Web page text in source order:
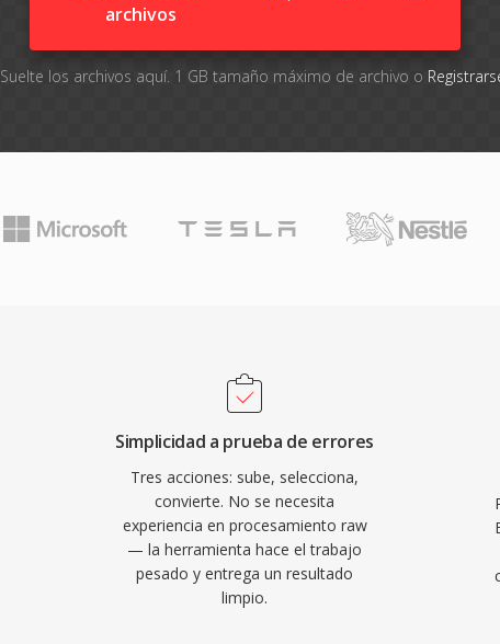
archivos
Suelte los archivos aquí. 1 GB tamaño máximo de archivo o
Simplicidad a prueba de errores
Tres acciones: sube, selecciona,
convierte. No se necesita
experiencia en procesamiento raw
— la herramienta hace el trabajo
pesado y entrega un resultado
limpio.